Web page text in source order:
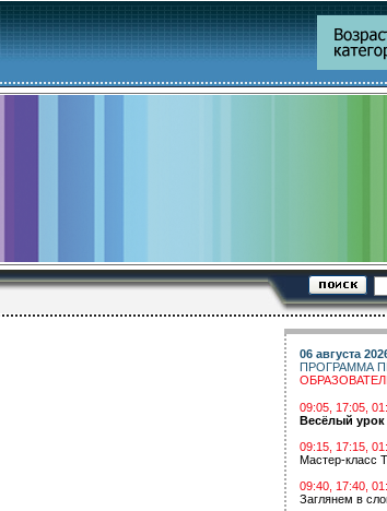
06 августа
ПРОГРАММА
09:05, 17:05,
Весёлый урок
09:15, 17:15,
Мастер-класс
09:40, 17:40,
Заглянем в